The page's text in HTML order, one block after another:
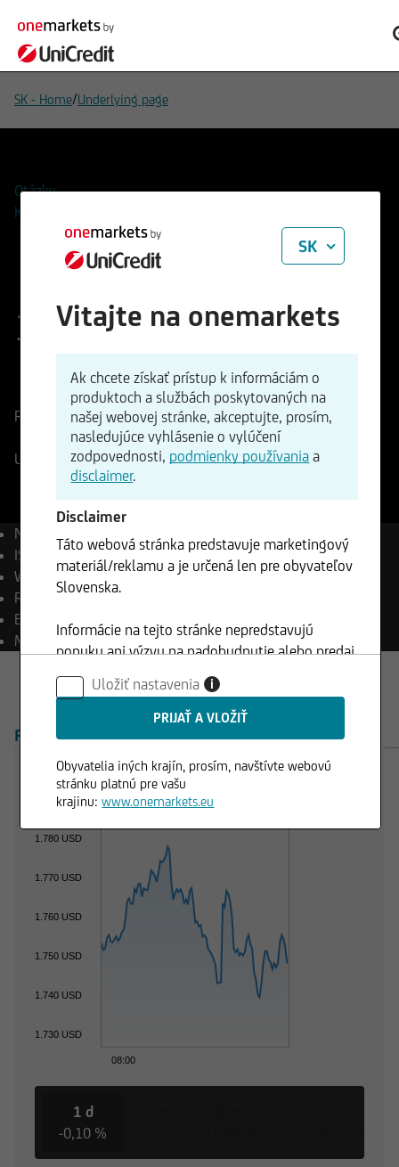
SK - Home/Underlying page
Otázky
Kontakty
1 Feinunze Platin
XC0009665545
WKN
966554
Referenčná cena1749,015USDZmena
+11,62%+203,16
UniCredit Indikácia v reálnom čase07.08.2026 - 17:29
Názov
1 Feinunze Platin
ISIN
XC0009665545
WKN
966554
Reuters XPT=
Bloomberg
XPT Curncy
Mena
USD
PREHĽAD PRODUKTY
08:00
1.730 USD
1.740 USD
1.750 USD
1.760 USD
1.770 USD
1.780 USD
1 d
-0,10 %
SK
Vitajte na onemarkets
Ak chcete získať prístup k informáciám o
produktoch a službách poskytovaných na
našej webovej stránke, akceptujte, prosím,
nasledujúce vyhlásenie o vylúčení
zodpovednosti, podmienky používania a
disclaimer.
Disclaimer
Táto webová stránka predstavuje marketingový
materiál/reklamu a je určená len pre obyvateľov
Slovenska.
Informácie na tejto stránke nepredstavujú
ponuku ani výzvu na nadobudnutie alebo predaj
akýchkoľvek cenných papierov a nesmú byť
klientom použité v žiadnej jurisdikcií, kde je
takéto použitie zakázané.
Uložiť nastavenia i
Obyvatelia iných krajín, prosím, navštívte webovú
stránku platnú pre vašu
krajinu:www.onemarkets.eu